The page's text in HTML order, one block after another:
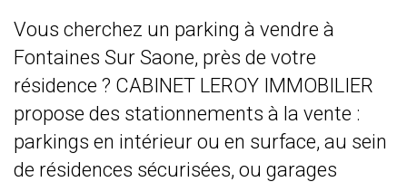
Vous cherchez un parking à vendre à
Fontaines Sur Saone, près de votre
résidence ? CABINET LEROY IMMOBILIER
propose des stationnements à la vente :
parkings en intérieur ou en surface, au sein
de résidences sécurisées, ou garages